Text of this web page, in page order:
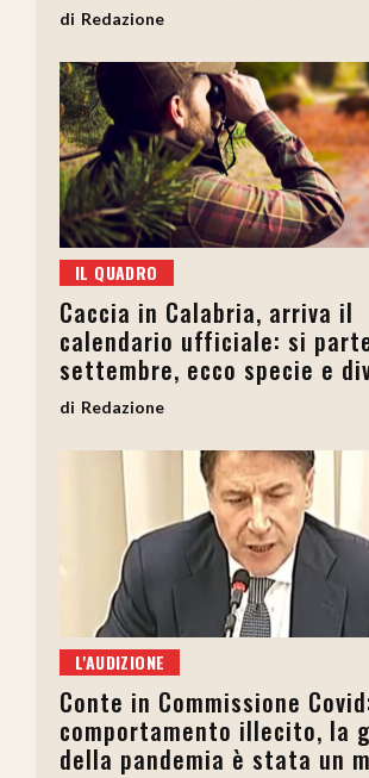
Redazione
IL QUADRO
Caccia in Calabria, arriva il
calendario ufficiale: si
settembre, ecco specie e
Redazione
L'AUDIZIONE
Conte in Commissione
comportamento illecito, la
della pandemia è stata un